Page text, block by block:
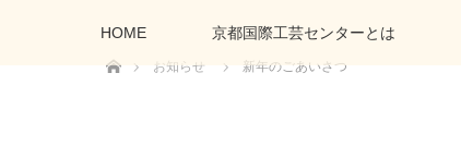
HOME 京都国際工芸センターとは
ホーム
お知らせ
新年のごあいさつ